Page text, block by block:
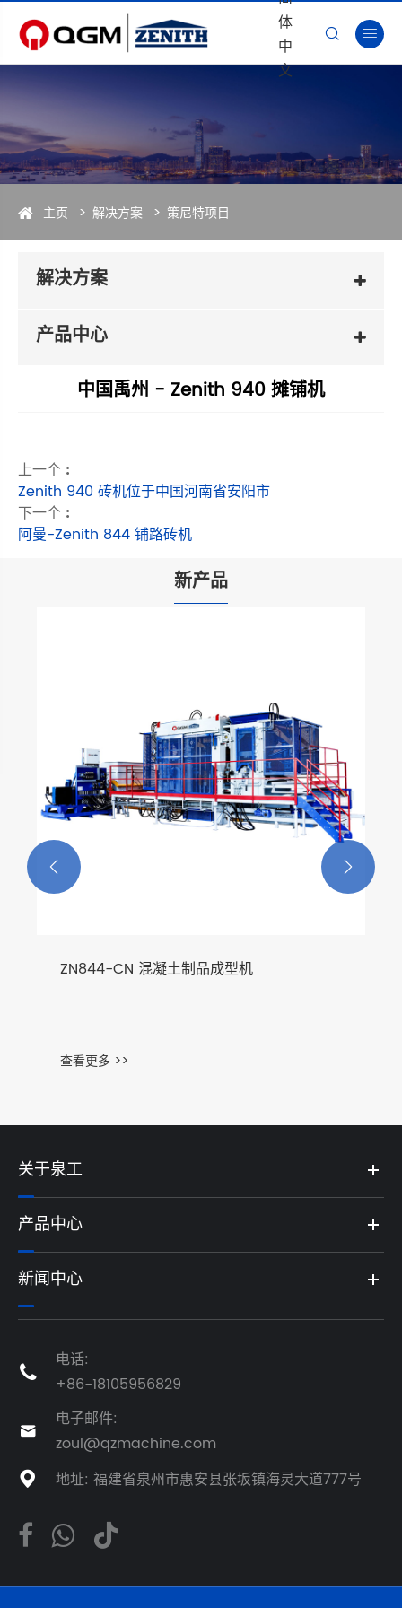
体
中
文
 
主页 解决方案 策尼特项目
解决方案
产品中心
中国禹州 - Zenith 940 摊铺机
上一个 :
Zenith 940 砖机位于中国河南省安阳市
下一个 :
阿曼-Zenith 844 铺路砖机
新产品
ZN844-CN 混凝土制品成型机
查看更多 >>
 
关于泉工
产品中心
新闻中心

电话:
+86-18105956829

电子邮件:
zoul@qzmachine.com
 地址: 福建省泉州市惠安县张坂镇海灵大道777号